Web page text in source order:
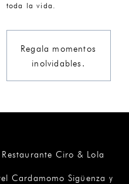
toda la vida.
Regala momentos
inolvidables.
Ciro & Lola
Cardamomo Sigüenza y